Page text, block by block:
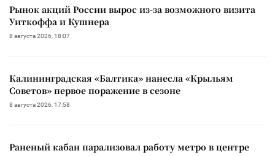
Рынок акций России вырос из-за возможного визита
Уиткоффа и Кушнера
8 августа 2026, 18:07
Калининградская «Балтика» нанесла «Крыльям
Советов» первое поражение в сезоне
8 августа 2026, 17:58
Раненый кабан парализовал работу метро в центре